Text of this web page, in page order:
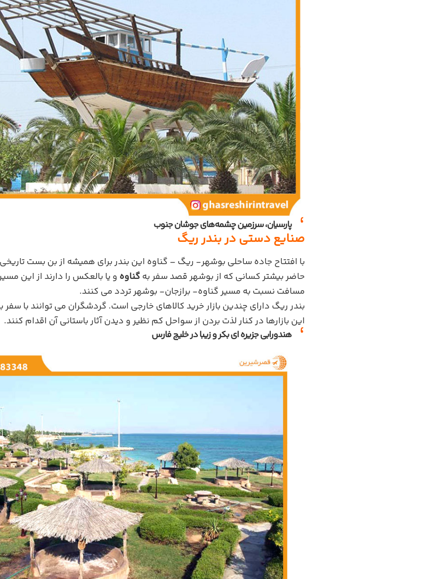
پارسیان، سرزمین چشمه‌های جوشان جنوب
صنایع دستی در بندر ریگ
با افتتاح جاده ساحلی بوشهر- ریگ – گناوه این بندر برای همیشه از بن بست
حاضر بیشتر کسانی که از بوشهر قصد سفر بهگناوه و یا بالعکس را دارند از این
مسافت نسبت به مسیر گناوه- برازجان- بوشهر تردد می کنند.
بندر ریگ دارای چندین بازار خرید کالاهای خارجی است. گردشگران می توانند با سفر
این بازارها در کنار لذت بردن از سواحل کم نظیر و دیدن آثار باستانی آن اقدام کنند.
هندورابی جزیره ای بکر و زیبا در خلیج فارس